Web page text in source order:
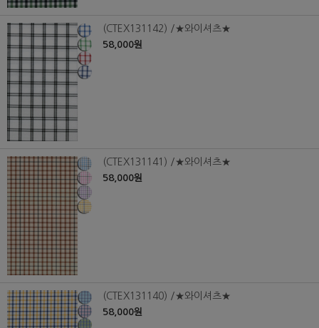
(CTEX131142) /★와이셔츠★
58,000원
(CTEX131141) /★와이셔츠★
58,000원
(CTEX131140) /★와이셔츠★
58,000원